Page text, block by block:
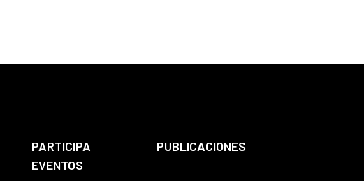
PARTICIPA
PUBLICACIONES
EVENTOS